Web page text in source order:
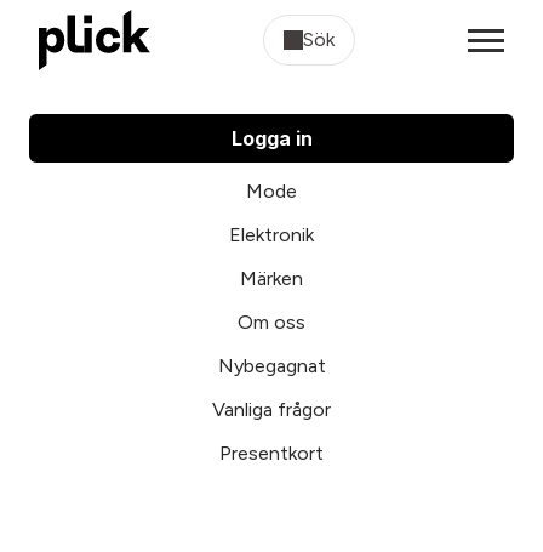
Sök
Logga in
Mode
Elektronik
Märken
Om oss
Nybegagnat
Vanliga frågor
Presentkort